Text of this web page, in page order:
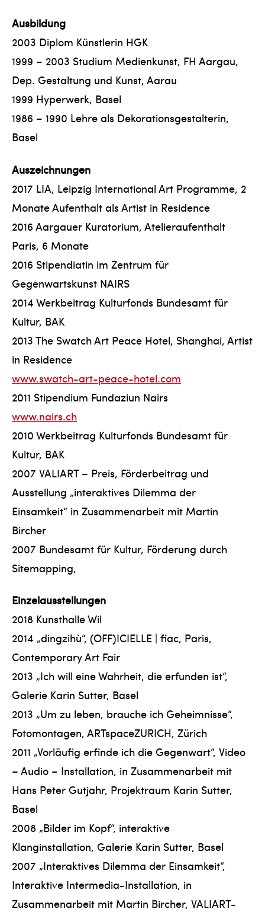
Ausbildung
2003 Diplom Künstlerin HGK
1999 – 2003 Studium Medienkunst, FH Aargau,
Dep. Gestaltung und Kunst, Aarau
1999 Hyperwerk, Basel
1986 – 1990 Lehre als Dekorationsgestalterin,
Basel
Auszeichnungen
2017 LIA, Leipzig International Art Programme, 2
Monate Aufenthalt als Artist in Residence
2016 Aargauer Kuratorium, Atelieraufenthalt
Paris, 6 Monate
2016 Stipendiatin im Zentrum für
Gegenwartskunst NAIRS
2014 Werkbeitrag Kulturfonds Bundesamt für
Kultur, BAK
2013 The Swatch Art Peace Hotel, Shanghai, Artist
in Residence
www.swatch-art-peace-hotel.com
2011 Stipendium Fundaziun Nairs
www.nairs.ch
2010 Werkbeitrag Kulturfonds Bundesamt für
Kultur, BAK
2007 VALIART – Preis, Förderbeitrag und
Ausstellung „interaktives Dilemma der
Einsamkeit“ in Zusammenarbeit mit Martin
Bircher
2007 Bundesamt für Kultur, Förderung durch
Sitemapping,
Einzelausstellungen
2018 Kunsthalle Wil
2014 „dingzihù“, (OFF)ICIELLE | fiac, Paris,
Contemporary Art Fair
2013 „Ich will eine Wahrheit, die erfunden ist“,
Galerie Karin Sutter, Basel
2013 „Um zu leben, brauche ich Geheimnisse“,
Fotomontagen, ARTspaceZURICH, Zürich
2011 „Vorläufig erfinde ich die Gegenwart“, Video
– Audio – Installation, in Zusammenarbeit mit
Hans Peter Gutjahr, Projektraum Karin Sutter,
Basel
2008 „Bilder im Kopf“, interaktive
Klanginstallation, Galerie Karin Sutter, Basel
2007 „Interaktives Dilemma der Einsamkeit“,
Interaktive Intermedia-Installation, in
Zusammenarbeit mit Martin Bircher, VALIART-